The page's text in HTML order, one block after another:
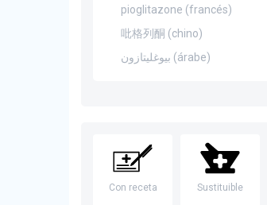
pioglitazone (francés)
吡格列酮 (chino)
بيوغليتازون (árabe)
Con receta Sustituible